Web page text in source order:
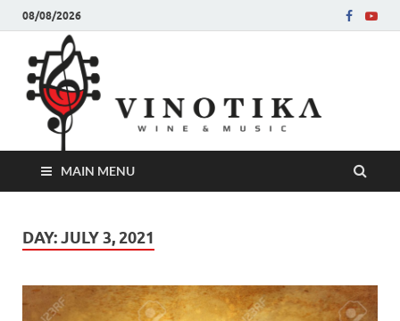
08/08/2026
MAIN MENU
DAY:JULY 3, 2021